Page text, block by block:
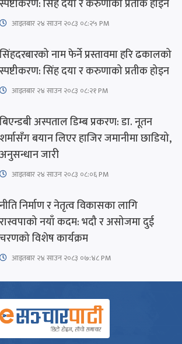
स्पष्टीकरण: सिंह दया र करुणाको प्रतीक होइन
आइतबार​ २४ साउन २०८३ ०८:२५ PM
सिंहदरबारको नाम फेर्ने प्रस्तावमा हरि ढकालको
स्पष्टीकरण: सिंह दया र करुणाको प्रतीक होइन
आइतबार​ २४ साउन २०८३ ०८:२१ PM
बिएन्डबी अस्पताल डिम्ब प्रकरण: डा. नूतन
शर्मासँग बयान लिएर हाजिर जमानीमा छाडियो,
अनुसन्धान जारी
आइतबार​ २४ साउन २०८३ ०८:०६ PM
नीति निर्माण र नेतृत्व विकासका लागि
रास्वपाको नयाँ कदम: भदौ र असोजमा दुई
चरणको विशेष कार्यक्रम
आइतबार​ २४ साउन २०८३ ०७:४८ PM